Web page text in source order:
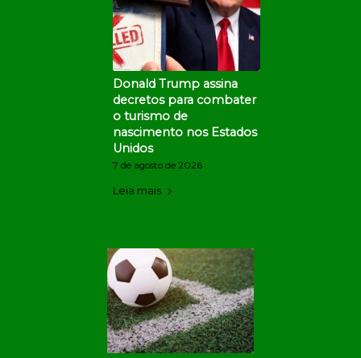
Donald Trump assina
decretos para combater
o turismo de
nascimento nos Estados
Unidos
7 de agosto de 2026
Leia mais